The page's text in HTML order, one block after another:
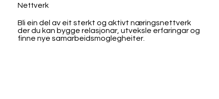
Bli ein del av eit sterkt og aktivt næringsnettverk
der du kan bygge relasjonar, utveksle erfaringar og
finne nye samarbeidsmoglegheiter.
Nettverk